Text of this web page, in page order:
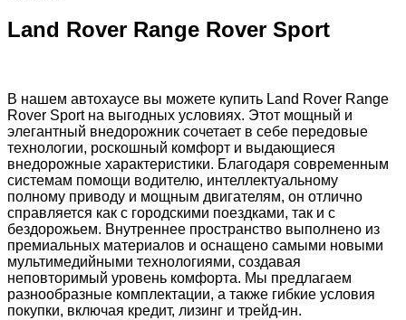
Land Rover Range Rover Sport
В нашем автохаусе вы можете купить Land Rover Range
Rover Sport на выгодных условиях. Этот мощный и
элегантный внедорожник сочетает в себе передовые
технологии, роскошный комфорт и выдающиеся
внедорожные характеристики. Благодаря современным
системам помощи водителю, интеллектуальному
полному приводу и мощным двигателям, он отлично
справляется как с городскими поездками, так и с
бездорожьем. Внутреннее пространство выполнено из
премиальных материалов и оснащено самыми новыми
мультимедийными технологиями, создавая
неповторимый уровень комфорта. Мы предлагаем
разнообразные комплектации, а также гибкие условия
покупки, включая кредит, лизинг и трейд-ин.